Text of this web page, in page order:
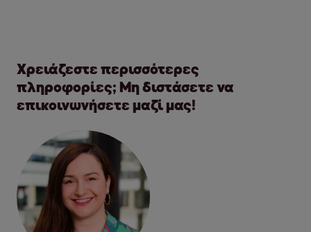
Χρειάζεστε περισσότερες
πληροφορίες; Μη διστάσετε να
επικοινωνήσετε μαζί μας!